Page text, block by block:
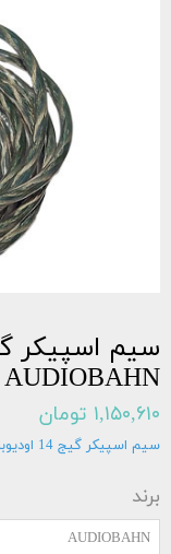
AUDIOBAHN
۱,۱۵۰,۶۱۰ تومان
سیم اسپیکر گیج 14 اودیوبان AUDIOBAHN
برند
AUDIOBAHN